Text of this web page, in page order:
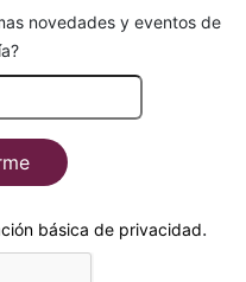
novedades y eventos de
básica de privacidad.